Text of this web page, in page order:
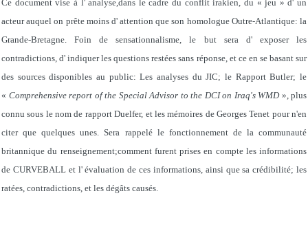
Ce document vise à l' analyse,dans le cadre du conflit irakien, du « jeu » d' un
acteur auquel on prête moins d' attention que son homologue Outre-Atlantique: la
Grande-Bretagne. Foin de sensationnalisme, le but sera d' exposer les
contradictions, d' indiquer les questions restées sans réponse, et ce en se basant sur
des sources disponibles au public: Les analyses du JIC; le Rapport Butler; le
« Comprehensive report of the Special Advisor to the DCI on Iraq's WMD », plus
connu sous le nom de rapport Duelfer, et les mémoires de Georges Tenet pour n'en
citer que quelques unes. Sera rappelé le fonctionnement de la communauté
britannique du renseignement;comment furent prises en compte les informations
de CURVEBALL et l' évaluation de ces informations, ainsi que sa crédibilité; les
ratées, contradictions, et les dégâts causés.